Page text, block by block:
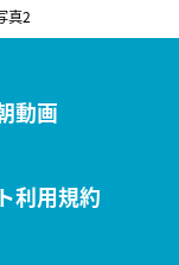
真2
動画
利用規約